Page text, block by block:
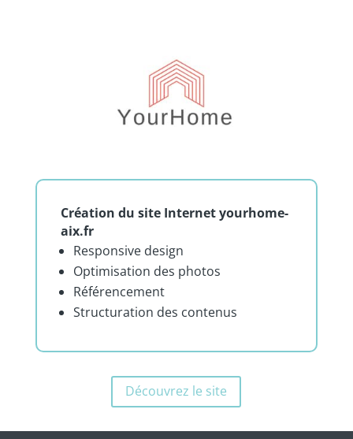
Création du site Internet yourhome-
aix.fr
Responsive design
Optimisation des photos
Référencement
Structuration des contenus
Découvrez le site